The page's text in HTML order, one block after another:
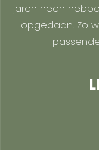
jaren heen
opgedaan. Zo